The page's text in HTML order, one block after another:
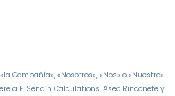
Compañía», «Nosotros», «Nos» o «Nuestro»
a E. Sendín Calculations, Aseo Rinconete y